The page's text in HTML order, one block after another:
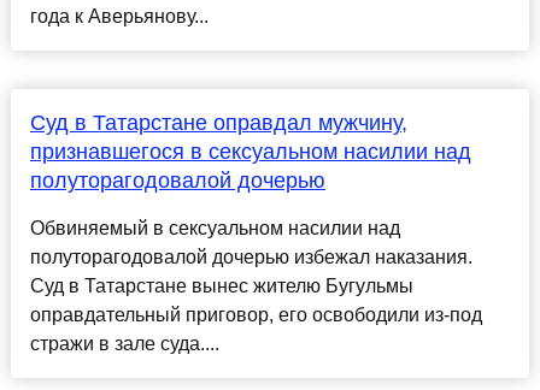
года к Аверьянову...
Суд в Татарстане оправдал мужчину,
признавшегося в сексуальном насилии над
полуторагодовалой дочерью
Обвиняемый в сексуальном насилии над
полуторагодовалой дочерью избежал наказания.
Суд в Татарстане вынес жителю Бугульмы
оправдательный приговор, его освободили из-под
стражи в зале суда....